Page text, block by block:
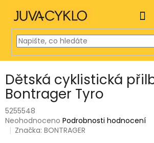
obsah
Dětská cyklistická
Bontrager Tyro
5255548
Průměrné
hodnocení
Neohodnoceno Podrobnosti hodnocení
Značka:BONTRAGER